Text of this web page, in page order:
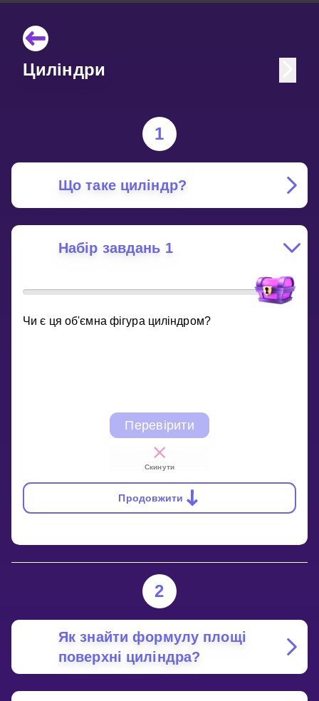
Циліндри
1
Що таке циліндр?
Набір завдань 1
Чи є ця об'ємна фігура циліндром?
Перевірити
Скинути
Продовжити
2
Як знайти формулу площі
поверхні циліндра?